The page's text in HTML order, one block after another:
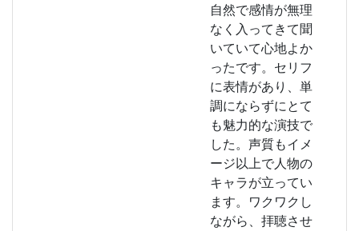
自然で感情が無理
なく入ってきて聞
いていて心地よか
ったです。セリフ
に表情があり、単
調にならずにとて
も魅力的な演技で
した。声質もイメ
ージ以上で人物の
キャラが立ってい
ます。ワクワクし
ながら、拝聴させ